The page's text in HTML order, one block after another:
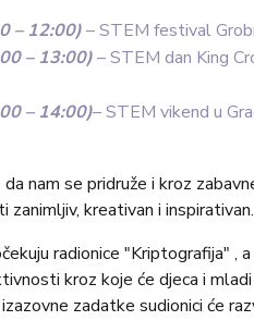
– 12:00)– STEM festival
– 13:00)– STEM dan King
– 14:00)– STEM vikend u
nam se pridruže i kroz
kreativan i inspirativan.
radionice "Kriptografija" ,
kroz koje će djeca i
zadatke sudionici će